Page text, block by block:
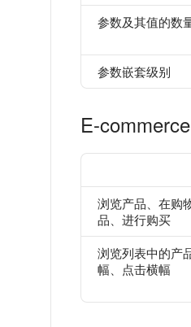
参数及其值的数
参数嵌套级别
E-commerce
浏览产品、在购
品、进行购买
浏览列表中的产
幅、点击横幅